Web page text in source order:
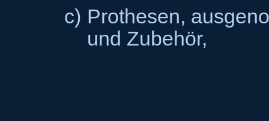
c) Prothesen,
und Zubehör,